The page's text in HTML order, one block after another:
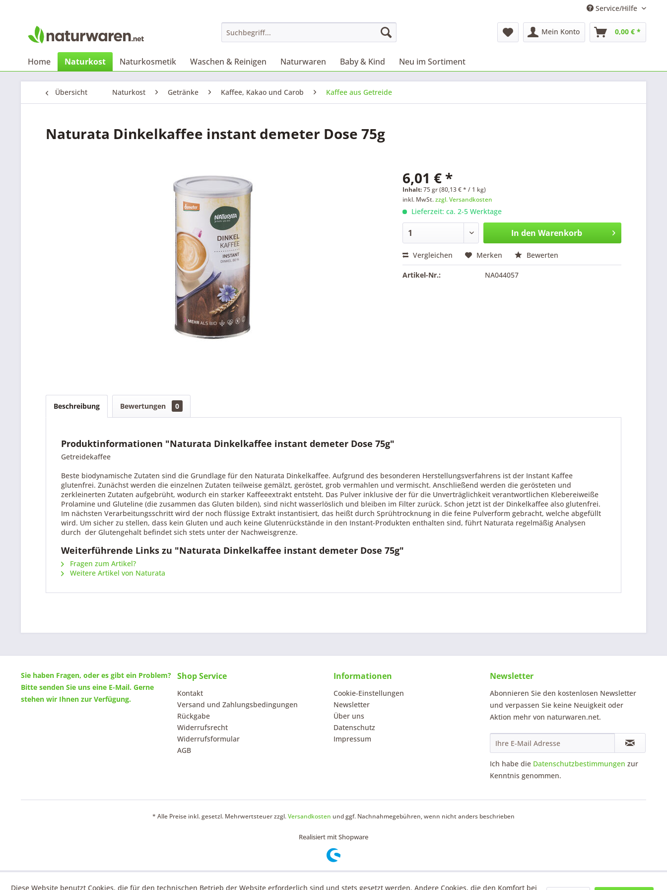
Service/Hilfe
Mein Konto 0,00 € *
Home Naturkost Naturkosmetik Waschen & Reinigen Naturwaren Baby & Kind Neu im Sortiment
Übersicht Naturkost Getränke Kaffee, Kakao und Carob Kaffee aus Getreide
Naturata Dinkelkaffee instant demeter Dose 75g
6,01 € *
Inhalt:75 gr (80,13 € * / 1 kg)
inkl. MwSt.zzgl. Versandkosten
Lieferzeit: ca. 2-5 Werktage
In den Warenkorb
Vergleichen Merken Bewerten
Artikel-Nr.: NA044057
Beschreibung Bewertungen 0
Produktinformationen "Naturata Dinkelkaffee instant demeter Dose 75g"
Getreidekaffee
Beste biodynamische Zutaten sind die Grundlage für den Naturata Dinkelkaffee. Aufgrund des besonderen Herstellungsverfahrens ist der Instant Kaffee
glutenfrei. Zunächst werden die einzelnen Zutaten teilweise gemälzt, geröstet, grob vermahlen und vermischt. Anschließend werden die gerösteten und
zerkleinerten Zutaten aufgebrüht, wodurch ein starker Kaffeeextrakt entsteht. Das Pulver inklusive der für die Unverträglichkeit verantwortlichen Klebereiweiße
Prolamine und Gluteline (die zusammen das Gluten bilden), sind nicht wasserlöslich und bleiben im Filter zurück. Schon jetzt ist der Dinkelkaffee also glutenfrei.
Im nächsten Verarbeitungsschritt wird der noch flüssige Extrakt instantisiert, das heißt durch Sprühtrocknung in die feine Pulverform gebracht, welche abgefüllt
wird. Um sicher zu stellen, dass kein Gluten und auch keine Glutenrückstände in den Instant-Produkten enthalten sind, führt Naturata regelmäßig Analysen
durch  der Glutengehalt befindet sich stets unter der Nachweisgrenze.
Weiterführende Links zu "Naturata Dinkelkaffee instant demeter Dose 75g"
Fragen zum Artikel?
Weitere Artikel von Naturata
Sie haben Fragen, oder es gibt ein Problem?
Bitte senden Sie uns eine E-Mail. Gerne
stehen wir Ihnen zur Verfügung.
Shop Service
Kontakt
Versand und Zahlungsbedingungen
Rückgabe
Widerrufsrecht
Widerrufsformular
AGB
Informationen
Cookie-Einstellungen
Newsletter
Über uns
Datenschutz
Impressum
Newsletter
Abonnieren Sie den kostenlosen Newsletter
und verpassen Sie keine Neuigkeit oder
Aktion mehr von naturwaren.net.
Ich habe die Datenschutzbestimmungen zur
Kenntnis genommen.
* Alle Preise inkl. gesetzl. Mehrwertsteuer zzgl.Versandkosten und ggf. Nachnahmegebühren, wenn nicht anders beschrieben
Realisiert mit Shopware
Diese Website benutzt Cookies, die für den technischen Betrieb der Website erforderlich sind und stets gesetzt werden. Andere Cookies, die den Komfort bei